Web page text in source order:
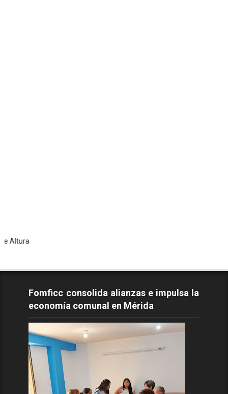
Fomficc consolida alianzas e impulsa la
economía comunal en Mérida